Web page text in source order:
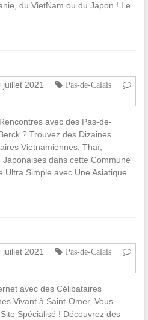
du VietNam ou du Japon ! Le
juillet 2021
Pas-de-Calais
avec des Pas-de-
? Trouvez des Dizaines
Vietnamiennes, Thaï,
dans cette Commune
Ultra Simple avec Une Asiatique
juillet 2021
Pas-de-Calais
avec des Célibataires
Vivant à Saint-Omer, Vous
Spécialisé ! Découvrez des